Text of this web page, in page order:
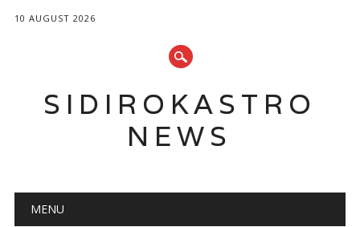
10 AUGUST 2026
SIDIROKASTRO
NEWS
Main menu
MENU